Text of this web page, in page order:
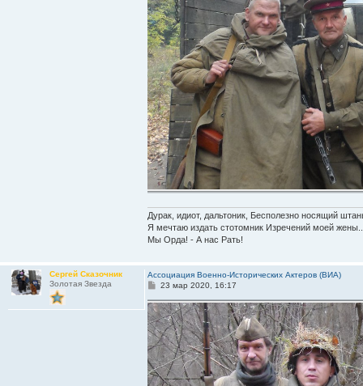
Дурак, идиот, дальтоник, Бесполезно носящий
Я мечтаю издать стотомник Изречений моей
Мы Орда! - А нас Рать!
Сергей Сказочник
Золотая Звезда
Ассоциация Военно-Исторических Актеров (ВИА)
С
о
б
щ
е
н
и
е
23 мар 2020, 16:17